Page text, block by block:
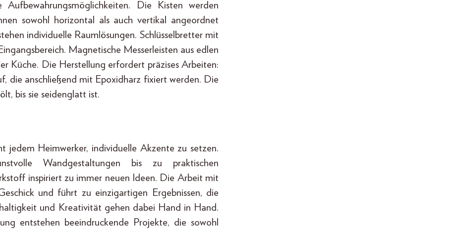
Die Kisten werden
sowohl horizontal als auch vertikal angeordnet
individuelle Raumlösungen. Schlüsselbretter mit
Magnetische Messerleisten aus edlen
Küche. Die Herstellung erfordert präzises Arbeiten:
die anschließend mit Epoxidharz fixiert werden. Die
bis sie seidenglatt ist.
Heimwerker, individuelle Akzente zu setzen.
Wandgestaltungen bis zu praktischen
inspiriert zu immer neuen Ideen. Die Arbeit mit
und führt zu einzigartigen Ergebnissen, die
und Kreativität gehen dabei Hand in Hand.
entstehen beeindruckende Projekte, die sowohl